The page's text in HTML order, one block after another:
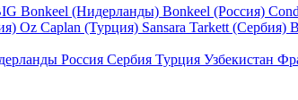
Bonkeel (Нидерланды) Bonkeel (Россия)
Oz Caplan (Турция) Sansara Tarkett (Сербия)
Россия Сербия Турция Узбекистан